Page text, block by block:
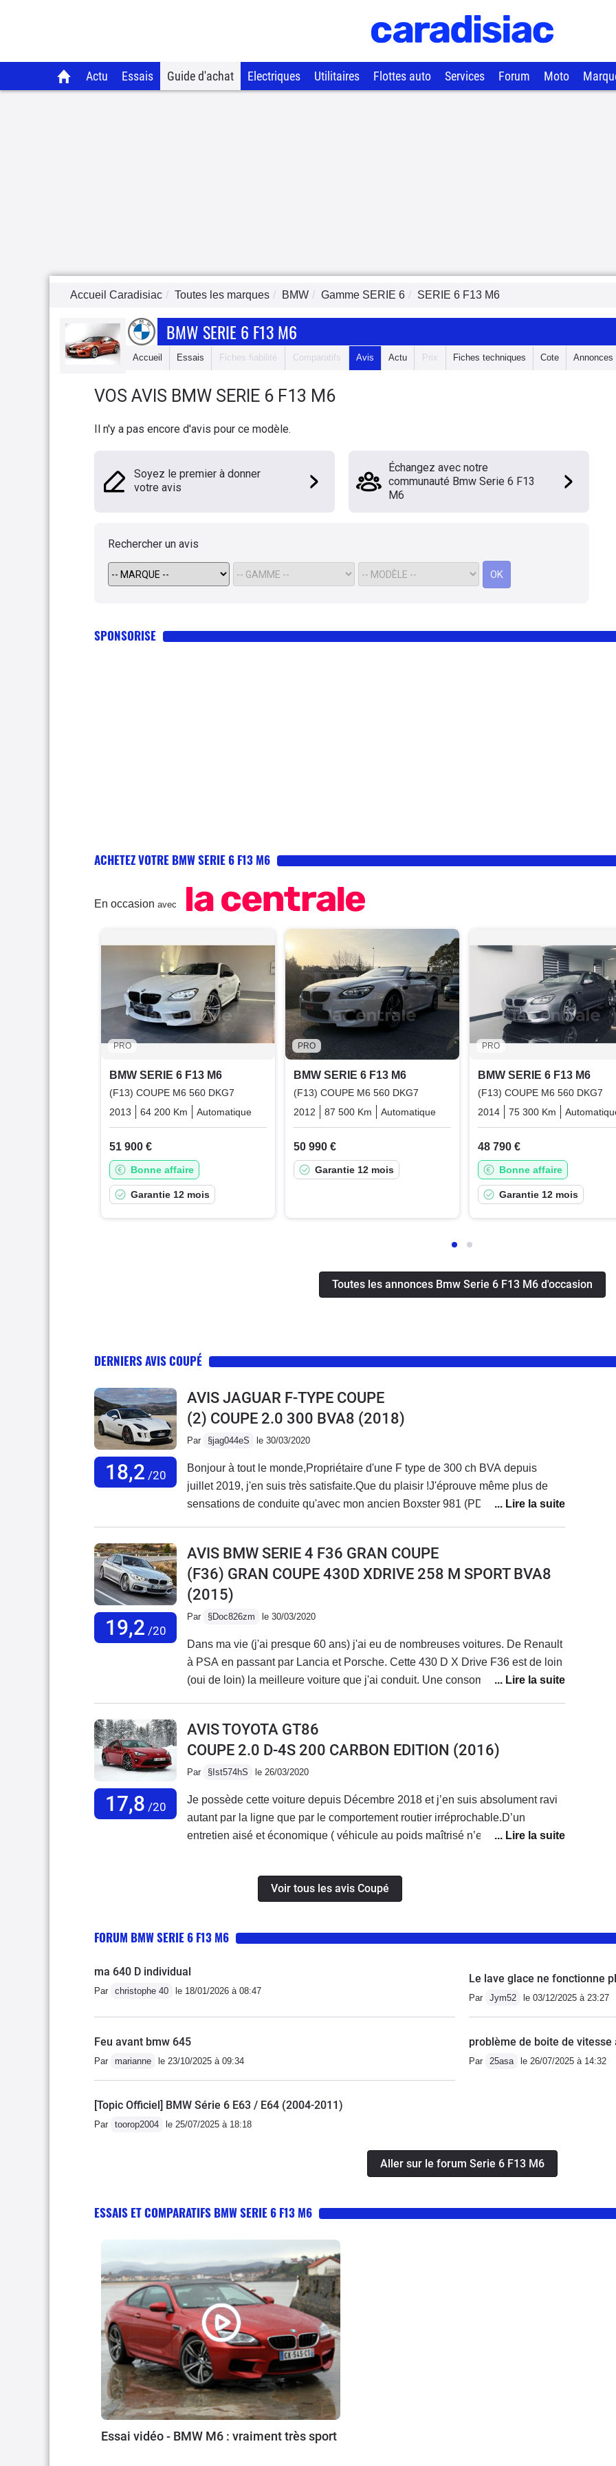
Actu Essais Guide d'achat Electriques Utilitaires Flottes auto Services Forum Moto
Accueil Caradisiac Toutes les marques BMW Gamme SERIE 6 SERIE 6 F13 M6
BMW SERIE 6 F13 M6
Accueil Essais Fiches fiabilité Comparatifs Avis Actu Prix Fiches techniques Cote Annonces
VOS AVIS BMW SERIE 6 F13 M6
Il n'y a pas encore d'avis pour ce modèle.
Soyez le premier à donner
votre avis
Échangez avec notre
communauté Bmw Serie 6 F13
M6
Rechercher un avis
OK
SPONSORISE
ACHETEZ VOTRE BMW SERIE 6 F13 M6
En occasion avec
PRO
BMW SERIE 6 F13 M6
(F13) COUPE M6 560 DKG7
2013
64 200 Km Automatique Essence
51 900 €
Bonne affaire
Garantie 12 mois
PRO
BMW SERIE 6 F13 M6
(F13) COUPE M6 560 DKG7
2012
87 500 Km Automatique Essence
50 990 €
Garantie 12 mois
PRO
BMW SERIE 6 F13 M6
(F13) COUPE M6 560 DKG7
2014
75 300 Km
48 790 €
Bonne affaire
Garantie 12 mois
Toutes les annonces Bmw Serie 6 F13 M6 d'occasion
DERNIERS AVIS COUPÉ
18,2 /20
AVIS JAGUAR F-TYPE COUPE
(2) COUPE 2.0 300 BVA8 (2018)
Par §jag044eS le 30/03/2020
Bonjour à tout le monde,Propriétaire d'une F type de 300 ch BVA depuis
juillet 2019, j'en suis très satisfaite.Que du plaisir !J'éprouve même plus de
sensations de conduite qu'avec mon ancien Boxster 981 (PDK) et mon
attendais. Et c'est vraiment le seul point faible que j'ai relevé.Si je devais
changer, je reprendrai une F type et sans doute en version V6 S pour avoir du
son et un peu plus de peps. Mais j'attends d'essayer une V6 S pour comparer
à ma F type.Et dans tous les cas, ce serait une occasion, car le regard de la
banal, entre une Mustang actuelle et une audi. Pas de problème pour
moderniser le regard de la belle mais en gardant le sens vertical de celle
d'avant. Bizarre ce changement brutal ...
19,2 /20
AVIS BMW SERIE 4 F36 GRAN COUPE
(F36) GRAN COUPE 430D XDRIVE 258 M SPORT BVA8
(2015)
Par §Doc826zm le 30/03/2020
Dans ma vie (j'ai presque 60 ans) j'ai eu de nombreuses voitures. De Renault
à PSA en passant par Lancia et Porsche. Cette 430 D X Drive F36 est de loin
(oui de loin) la meilleure voiture que j'ai conduit. Une consommation en
kms au compteur et pas un problème.Une vraie voiture sportive, un moteur
parfait et une association boite chassis incomparable.Je vous l'annonce le
diesel n'est pas mort, en version essence pour avoir les mêmes performance
l/100.
17,8 /20
AVIS TOYOTA GT86
COUPE 2.0 D-4S 200 CARBON EDITION (2016)
Par §Ist574hS le 26/03/2020
Je possède cette voiture depuis Décembre 2018 et j’en suis absolument ravi
autant par la ligne que par le comportement routier irréprochable.D’un
entretien aisé et économique ( véhicule au poids maîtrisé n’entraînant pas
dans les tours en raison d’un creux entre 3000 et 4500 tr/mn entraînant aussi
facture et l’équipement complet pour le prix.
Voir tous les avis Coupé
FORUM BMW SERIE 6 F13 M6
ma 640 D individual
Par christophe 40 le 18/01/2026 à 08:47
Le lave glace ne fonctionne
Par Jym52 le 03/12/2025 à 23:27
Feu avant bmw 645
Par marianne le 23/10/2025 à 09:34
problème de boite de
Par 25asa le 26/07/2025 à 14:32
[Topic Officiel] BMW Série 6 E63 / E64 (2004-2011)
Par toorop2004 le 25/07/2025 à 18:18
Aller sur le forum Serie 6 F13 M6
ESSAIS ET COMPARATIFS BMW SERIE 6 F13 M6
Essai vidéo - BMW M6 : vraiment très sport